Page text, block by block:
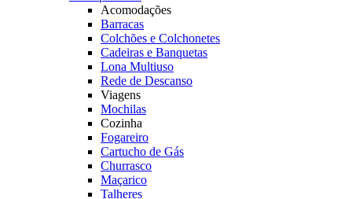
Acomodações
Barracas
Colchões e Colchonetes
Cadeiras e Banquetas
Lona Multiuso
Rede de Descanso
Viagens
Mochilas
Cozinha
Fogareiro
Cartucho de Gás
Churrasco
Maçarico
Talheres